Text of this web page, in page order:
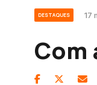
DESTAQUES 17
Com